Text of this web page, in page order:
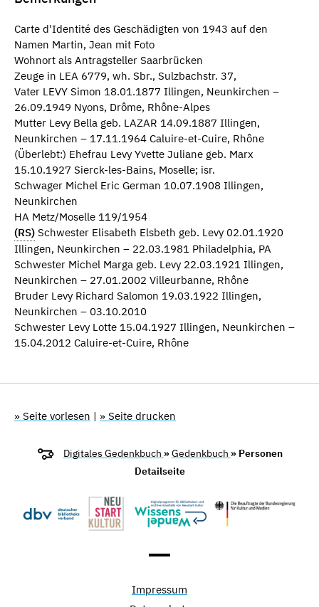
Carte d'Identité des Geschädigten von 1943 auf den
Namen Martin, Jean mit Foto
Wohnort als Antragsteller Saarbrücken
Zeuge in LEA 6779, wh. Sbr., Sulzbachstr. 37,
Vater LEVY Simon 18.01.1877 Illingen, Neunkirchen –
26.09.1949 Nyons, Drôme, Rhône-Alpes
Mutter Levy Bella geb. LAZAR 14.09.1887 Illingen,
Neunkirchen – 17.11.1964 Caluire-et-Cuire, Rhône
(Überlebt:) Ehefrau Levy Yvette Juliane geb. Marx
15.10.1927 Sierck-les-Bains, Moselle; isr.
Schwager Michel Eric German 10.07.1908 Illingen,
Neunkirchen
HA Metz/Moselle 119/1954
(RS) Schwester Elisabeth Elsbeth geb. Levy 02.01.1920
Illingen, Neunkirchen – 22.03.1981 Philadelphia, PA
Schwester Michel Marga geb. Levy 22.03.1921 Illingen,
Neunkirchen – 27.01.2002 Villeurbanne, Rhône
Bruder Levy Richard Salomon 19.03.1922 Illingen,
Neunkirchen – 03.10.2010
Schwester Levy Lotte 15.04.1927 Illingen, Neunkirchen –
15.04.2012 Caluire-et-Cuire, Rhône
» Seite vorlesen | » Seite drucken
Digitales Gedenkbuch »Gedenkbuch » Personen
Detailseite
Impressum